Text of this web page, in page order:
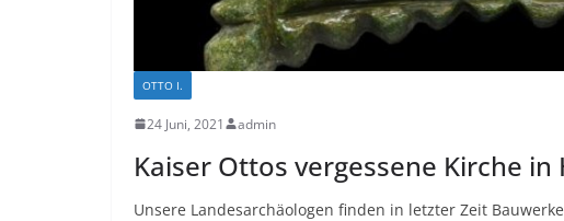
OTTO I.
24 Juni, 2021 admin
Kaiser Ottos vergessene Kirche in
Unsere Landesarchäologen finden in letzter Zeit